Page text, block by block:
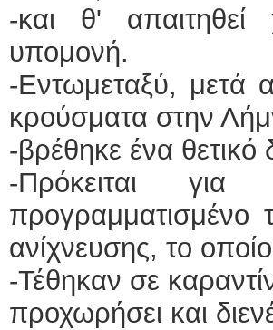
-και θ'
υπομονή.
-Εντωμεταξύ, μετά
κρούσματα στην
-βρέθηκε ένα θετικό
-Πρόκειται
προγραμματισμένο
ανίχνευσης, το
-Τέθηκαν σε
προχωρήσει και